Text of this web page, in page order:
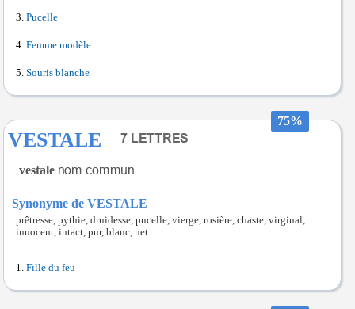
Pucelle
Femme modèle
Souris blanche
75%
VESTALE
vestale
Synonyme de VESTALE
prêtresse, pythie, druidesse, pucelle, vierge, rosière, chaste, virginal,
innocent, intact, pur, blanc, net.
Fille du feu